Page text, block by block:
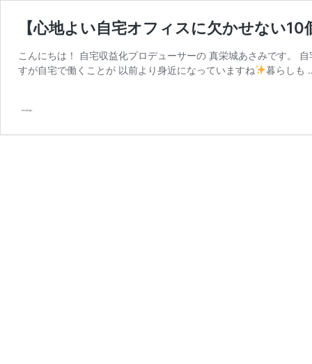
【心地よい自宅オフィスに欠かせない10
こんにちは！ 自宅収益化プロデューサーの 真栄城あさみです。
すが自宅で働くことが 以前より身近になっていますね
暮らしも